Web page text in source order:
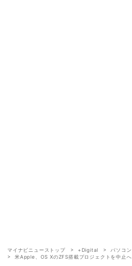
マイナビニューストップ +Digital パソコン
米Apple、OS XのZFS搭載プロジェクトを中止へ